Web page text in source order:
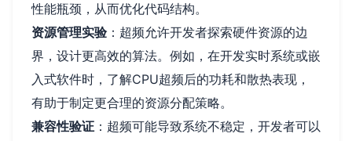
性能瓶颈，从而优化代码结构。
资源管理实验：超频允许开发者探索硬件资源的边
界，设计更高效的算法。例如，在开发实时系统或嵌
入式软件时，了解CPU超频后的功耗和散热表现，
有助于制定更合理的资源分配策略。
兼容性验证 ：超频可能导致系统不稳定，开发者可以